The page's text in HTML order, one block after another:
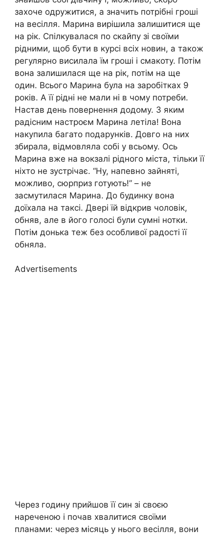
захоче одружитися, а значить потрібні гроші
на весілля. Марина вирішила залишитися ще
на рік. Спілкувалася по скайпу зі своїми
рідними, щоб бути в курсі всіх новин, а також
регулярно висилала їм гроші і смакоту. Потім
вона залишилася ще на рік, потім на ще
один. Всього Марина була на заробітках 9
років. А її рідні не мали ні в чому потреби.
Настав день повернення додому. З яким
радісним настроєм Марина летіла! Вона
накупила багато подарунків. Довго на них
збирала, відмовляла собі у всьому. Ось
Марина вже на вокзалі рідного міста, тільки її
ніхто не зустрічає. “Ну, напевно зайняті,
можливо, сюрприз готують!” – не
засмутилася Марина. До будинку вона
доїхала на таксі. Двері їй відкрив чоловік,
обняв, але в його голосі були сумні нотки.
Потім донька теж без особливої радості її
обняла.
Advertisements
Через годину прийшов її син зі своєю
нареченою і почав хвалитися своїми
планами: через місяць у нього весілля, вони